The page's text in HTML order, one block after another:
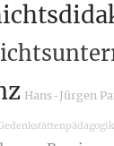
Hans-Jürgen